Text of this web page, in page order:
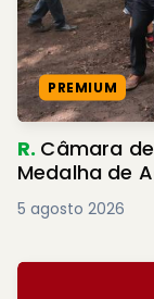
PREMIUM
R. Câmara de
Medalha de
5 agosto 2026